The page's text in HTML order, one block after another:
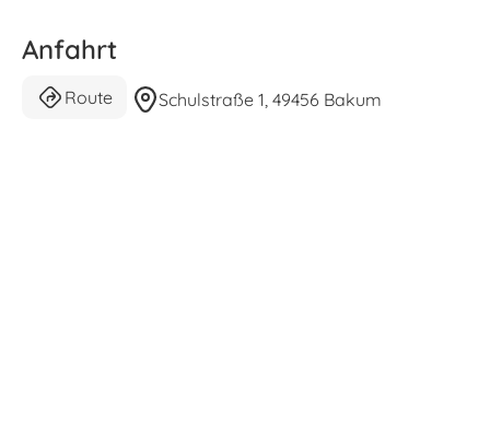
Anfahrt
Route Schulstraße 1, 49456 Bakum